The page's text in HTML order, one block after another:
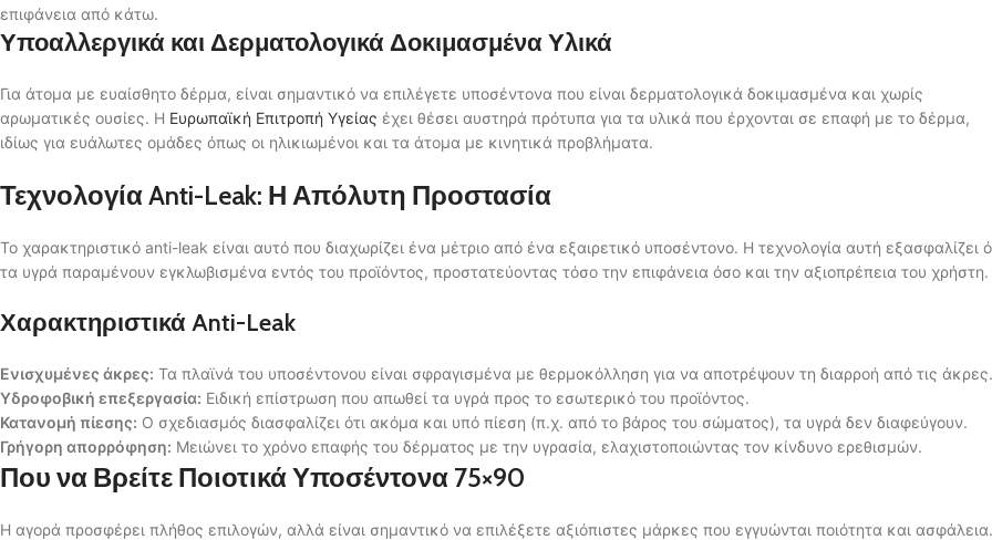
επιφάνεια από κάτω.
Υποαλλεργικά και Δερματολογικά Δοκιμασμένα Υλικά
Για άτομα με ευαίσθητο δέρμα, είναι σημαντικό να επιλέγετε υποσέντονα που είναι δερματολογικά δοκιμασμένα και χωρίς
αρωματικές ουσίες. Η Ευρωπαϊκή Επιτροπή Υγείας έχει θέσει αυστηρά πρότυπα για τα υλικά που έρχονται σε επαφή με το δέρμα,
ιδίως για ευάλωτες ομάδες όπως οι ηλικιωμένοι και τα άτομα με κινητικά προβλήματα.
Τεχνολογία Anti-Leak: Η Απόλυτη Προστασία
Το χαρακτηριστικό anti-leak είναι αυτό που διαχωρίζει ένα μέτριο από ένα εξαιρετικό υποσέντονο. Η τεχνολογία αυτή εξασφαλίζει
τα υγρά παραμένουν εγκλωβισμένα εντός του προϊόντος, προστατεύοντας τόσο την επιφάνεια όσο και την αξιοπρέπεια του χρήστη.
Χαρακτηριστικά Anti-Leak
Ενισχυμένες άκρες: Τα πλαϊνά του υποσέντονου είναι σφραγισμένα με θερμοκόλληση για να αποτρέψουν τη διαρροή από τις άκρες.
Υδροφοβική επεξεργασία: Ειδική επίστρωση που απωθεί τα υγρά προς το εσωτερικό του προϊόντος.
Κατανομή πίεσης: Ο σχεδιασμός διασφαλίζει ότι ακόμα και υπό πίεση (π.χ. από το βάρος του σώματος), τα υγρά δεν διαφεύγουν.
Γρήγορη απορρόφηση: Μειώνει το χρόνο επαφής του δέρματος με την υγρασία, ελαχιστοποιώντας τον κίνδυνο ερεθισμών.
Που να Βρείτε Ποιοτικά Υποσέντονα 75×90
Η αγορά προσφέρει πλήθος επιλογών, αλλά είναι σημαντικό να επιλέξετε αξιόπιστες μάρκες που εγγυώνται ποιότητα και ασφάλεια.